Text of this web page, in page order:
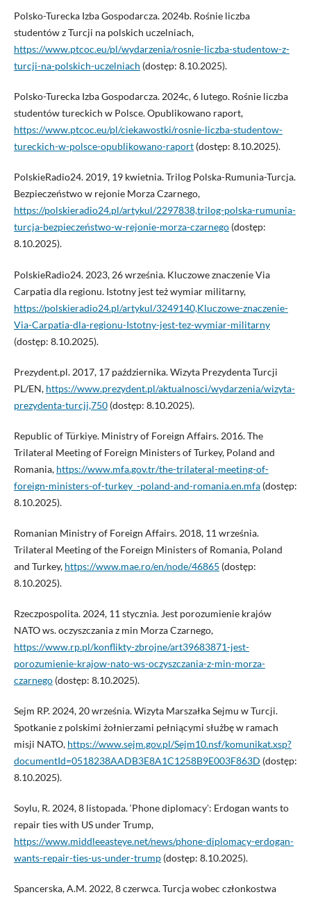
Polsko-Turecka Izba Gospodarcza. 2024b. Rośnie liczba
studentów z Turcji na polskich uczelniach,
https://www.ptcoc.eu/pl/wydarzenia/rosnie-liczba-studentow-z-
turcji-na-polskich-uczelniach (dostęp: 8.10.2025).
Polsko-Turecka Izba Gospodarcza. 2024c, 6 lutego. Rośnie liczba
studentów tureckich w Polsce. Opublikowano raport,
https://www.ptcoc.eu/pl/ciekawostki/rosnie-liczba-studentow-
tureckich-w-polsce-opublikowano-raport(dostęp: 8.10.2025).
PolskieRadio24. 2019, 19 kwietnia. Trilog Polska-Rumunia-Turcja.
Bezpieczeństwo w rejonie Morza Czarnego,
https://polskieradio24.pl/artykul/2297838,trilog-polska-rumunia-
turcja-bezpieczeństwo-w-rejonie-morza-czarnego(dostęp:
8.10.2025).
PolskieRadio24. 2023, 26 września. Kluczowe znaczenie Via
Carpatia dla regionu. Istotny jest też wymiar militarny,
https://polskieradio24.pl/artykul/3249140,Kluczowe-znaczenie-
Via-Carpatia-dla-regionu-Istotny-jest-tez-wymiar-militarny
(dostęp: 8.10.2025).
Prezydent.pl. 2017, 17 października. Wizyta Prezydenta Turcji
PL/EN, https://www.prezydent.pl/aktualnosci/wydarzenia/wizyta-
prezydenta-turcji,750(dostęp: 8.10.2025).
Republic of Türkiye. Ministry of Foreign Affairs. 2016. The
Trilateral Meeting of Foreign Ministers of Turkey, Poland and
Romania, https://www.mfa.gov.tr/the-trilateral-meeting-of-
foreign-ministers-of-turkey_-poland-and-romania.en.mfa(dostęp:
8.10.2025).
Romanian Ministry of Foreign Affairs. 2018, 11 września.
Trilateral Meeting of the Foreign Ministers of Romania, Poland
and Turkey, https://www.mae.ro/en/node/46865 (dostęp:
8.10.2025).
Rzeczpospolita. 2024, 11 stycznia. Jest porozumienie krajów
NATO ws. oczyszczania z min Morza Czarnego,
https://www.rp.pl/konflikty-zbrojne/art39683871-jest-
porozumienie-krajow-nato-ws-oczyszczania-z-min-morza-
czarnego(dostęp: 8.10.2025).
Sejm RP. 2024, 20 września. Wizyta Marszałka Sejmu w Turcji.
Spotkanie z polskimi żołnierzami pełniącymi służbę w ramach
misji NATO, https://www.sejm.gov.pl/Sejm10.nsf/komunikat.xsp?
documentId=0518238AADB3E8A1C1258B9E003F863D (dostęp:
8.10.2025).
Soylu, R. 2024, 8 listopada. ‘Phone diplomacyʼ: Erdogan wants to
repair ties with US under Trump,
https://www.middleeasteye.net/news/phone-diplomacy-erdogan-
wants-repair-ties-us-under-trump(dostęp: 8.10.2025).
Spancerska, A.M. 2022, 8 czerwca. Turcja wobec członkostwa